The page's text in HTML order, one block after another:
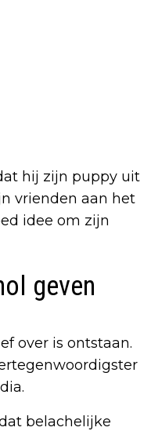
hij zijn puppy uit
vrienden aan het
idee om zijn
geven
over is ontstaan.
belachelijke